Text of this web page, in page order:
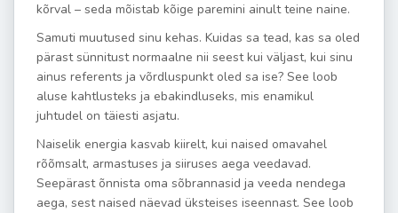
kõrval – seda mõistab kõige paremini ainult teine naine.
Samuti muutused sinu kehas. Kuidas sa tead, kas sa oled
pärast sünnitust normaalne nii seest kui väljast, kui sinu
ainus referents ja võrdluspunkt oled sa ise? See loob
aluse kahtlusteks ja ebakindluseks, mis enamikul
juhtudel on täiesti asjatu.
Naiselik energia kasvab kiirelt, kui naised omavahel
rõõmsalt, armastuses ja siiruses aega veedavad.
Seepärast õnnista oma sõbrannasid ja veeda nendega
aega, sest naised näevad üksteises iseennast. See loob